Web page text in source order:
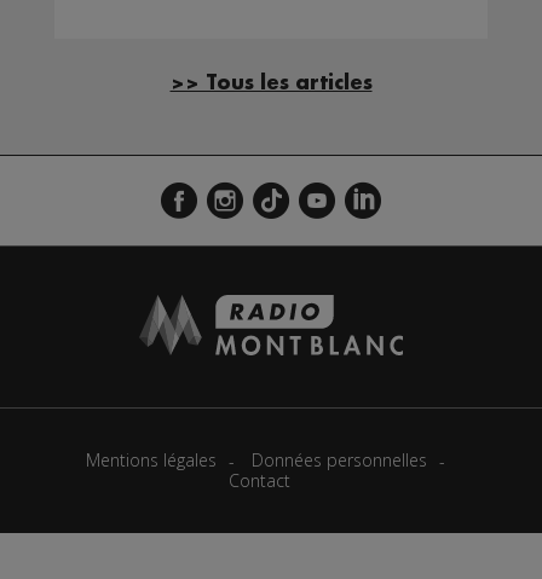
>> Tous les articles
Mentions légales
Données personnelles
Contact